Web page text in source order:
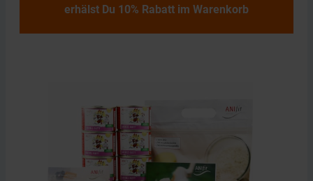
erhälst Du 10% Rabatt im Warenkorb